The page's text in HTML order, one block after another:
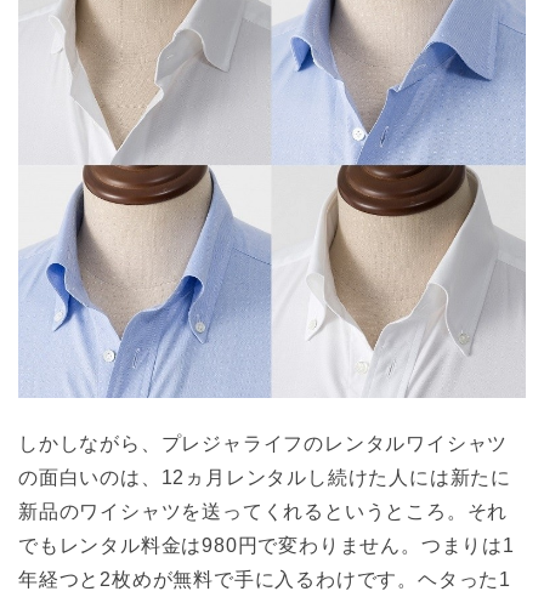
しかしながら、プレジャライフのレンタルワイシャツ
の面白いのは、12ヵ月レンタルし続けた人には新たに
新品のワイシャツを送ってくれるというところ。それ
でもレンタル料金は980円で変わりません。つまりは1
年経つと2枚めが無料で手に入るわけです。ヘタった1